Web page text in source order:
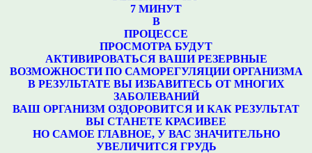
7 МИНУТ
В
ПРОЦЕССЕ
ПРОСМОТРА БУДУТ
АКТИВИРОВАТЬСЯ ВАШИ РЕЗЕРВНЫЕ
ВОЗМОЖНОСТИ ПО САМОРЕГУЛЯЦИИ ОРГАНИЗМА
В РЕЗУЛЬТАТЕ ВЫ ИЗБАВИТЕСЬ ОТ МНОГИХ
ЗАБОЛЕВАНИЙ
ВАШ ОРГАНИЗМ ОЗДОРОВИТСЯ И КАК РЕЗУЛЬТАТ
ВЫ СТАНЕТЕ КРАСИВЕЕ
НО САМОЕ ГЛАВНОЕ, У ВАС ЗНАЧИТЕЛЬНО
УВЕЛИЧИТСЯ ГРУДЬ